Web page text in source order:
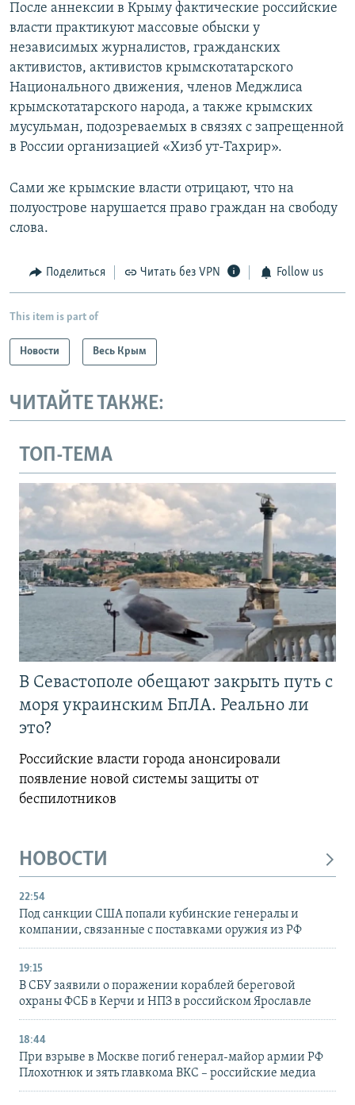
После аннексии в Крыму фактические российские
власти практикуют массовые обыски у
независимых журналистов, гражданских
активистов, активистов крымскотатарского
Национального движения, членов Меджлиса
крымскотатарского народа, а также крымских
мусульман, подозреваемых в связях с запрещенной
в России организацией «Хизб ут-Тахрир».
Сами же крымские власти отрицают, что на
полуострове нарушается право граждан на свободу
слова.
Поделиться Читать без VPN Follow us
This item is part of
Новости Весь Крым
ЧИТАЙТЕ ТАКЖЕ:
ТОП-ТЕМА
В Севастополе обещают закрыть путь с
моря украинским БпЛА. Реально ли
это?
Российские власти города анонсировали
появление новой системы защиты от
беспилотников
НОВОСТИ
22:54
Под санкции США попали кубинские генералы и
компании, связанные с поставками оружия из РФ
19:15
В СБУ заявили о поражении кораблей береговой
охраны ФСБ в Керчи и НПЗ в российском Ярославле
18:44
При взрыве в Москве погиб генерал-майор армии РФ
Плохотнюк и зять главкома ВКС – российские медиа